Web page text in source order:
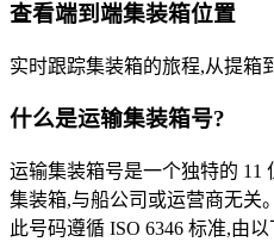
查看端到端集装箱位置
实时跟踪集装箱的旅程,从提箱
什么是运输集装箱号?
运输集装箱号是一个独特的 11
集装箱,与船公司或运营商无关。
此号码遵循 ISO 6346 标准,由